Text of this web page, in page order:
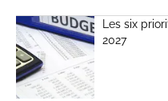
Les six
2027